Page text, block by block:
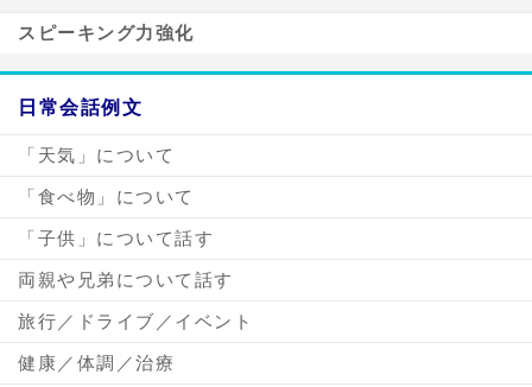
スピーキング力強化
日常会話例文
「天気」について
「食べ物」について
「子供」について話す
両親や兄弟について話す
旅行／ドライブ／イベント
健康／体調／治療